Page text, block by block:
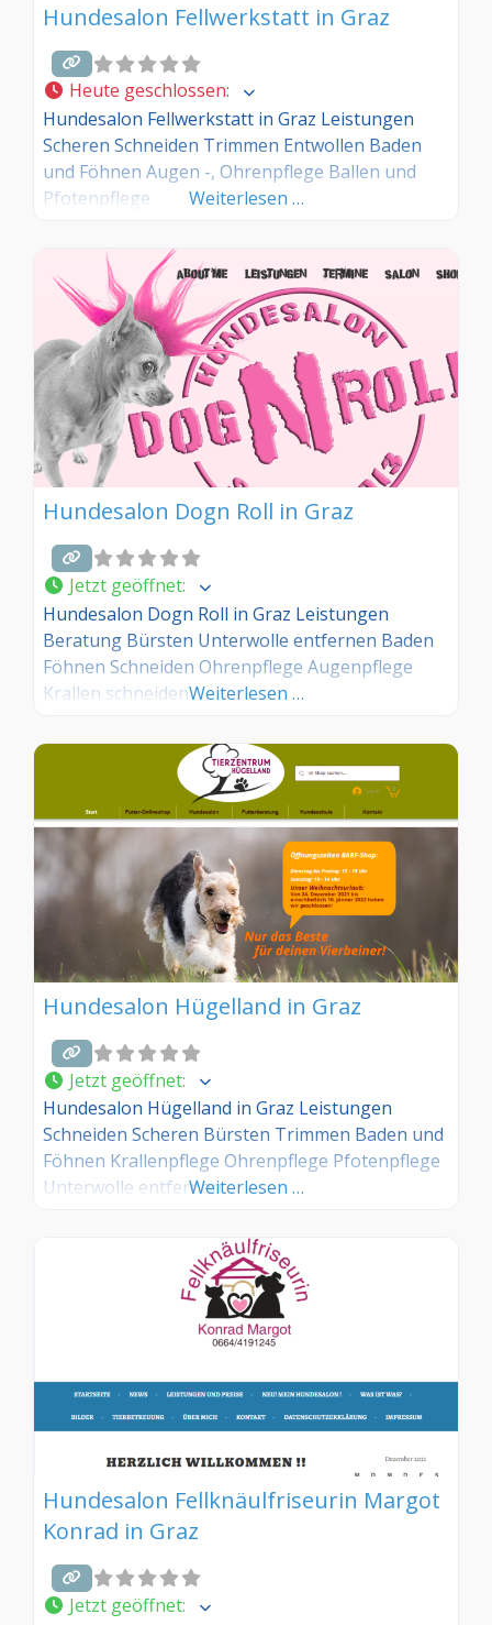
Hundesalon Fellwerkstatt in Graz
Heute geschlossen:
Hundesalon Fellwerkstatt in Graz Leistungen
Scheren Schneiden Trimmen Entwollen Baden
und Föhnen Augen -, Ohrenpflege Ballen und
Pfotenpflege
Weiterlesen …
Hundesalon Dogn Roll in Graz
Jetzt geöffnet:
Hundesalon Dogn Roll in Graz Leistungen
Beratung Bürsten Unterwolle entfernen Baden
Föhnen Schneiden Ohrenpflege Augenpflege
Krallen schneidenWeiterlesen …
Hundesalon Hügelland in Graz
Jetzt geöffnet:
Hundesalon Hügelland in Graz Leistungen
Schneiden Scheren Bürsten Trimmen Baden und
Föhnen Krallenpflege Ohrenpflege Pfotenpflege
Unterwolle entfernenWeiterlesen …
Hundesalon Fellknäulfriseurin Margot
Konrad in Graz
Jetzt geöffnet: